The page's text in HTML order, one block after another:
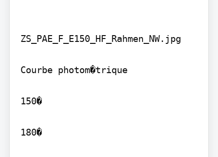
ZS_PAE_F_E150_HF_Rahmen_NW.jpg
Courbe photom�trique
150�
180�